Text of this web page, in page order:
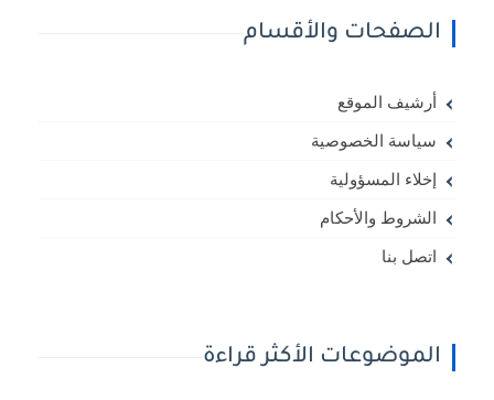
الصفحات والأقسام
أرشيف الموقع
سياسة الخصوصية
إخلاء المسؤولية
الشروط والأحكام
اتصل بنا
الموضوعات الأكثر قراءة